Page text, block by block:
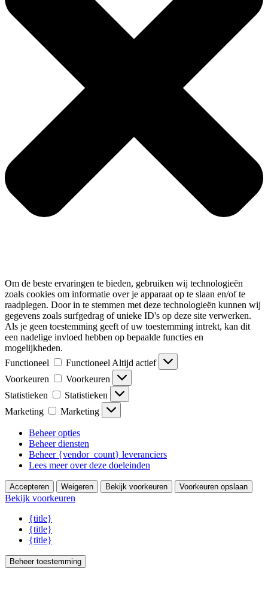
Om de beste ervaringen te bieden, gebruiken wij technologieën
zoals cookies om informatie over je apparaat op te slaan en/of te
raadplegen. Door in te stemmen met deze technologieën kunnen wij
gegevens zoals surfgedrag of unieke ID's op deze site verwerken.
Als je geen toestemming geeft of uw toestemming intrekt, kan dit
een nadelige invloed hebben op bepaalde functies en
mogelijkheden.
Functioneel
Functioneel Altijd actief
Voorkeuren
Voorkeuren
Statistieken
Statistieken
Marketing
Marketing
Beheer opties
Beheer diensten
Beheer {vendor_count} leveranciers
Lees meer over deze doeleinden
Accepteren Weigeren Bekijk voorkeuren Voorkeuren opslaan
Bekijk voorkeuren
{title}
{title}
{title}
Beheer toestemming